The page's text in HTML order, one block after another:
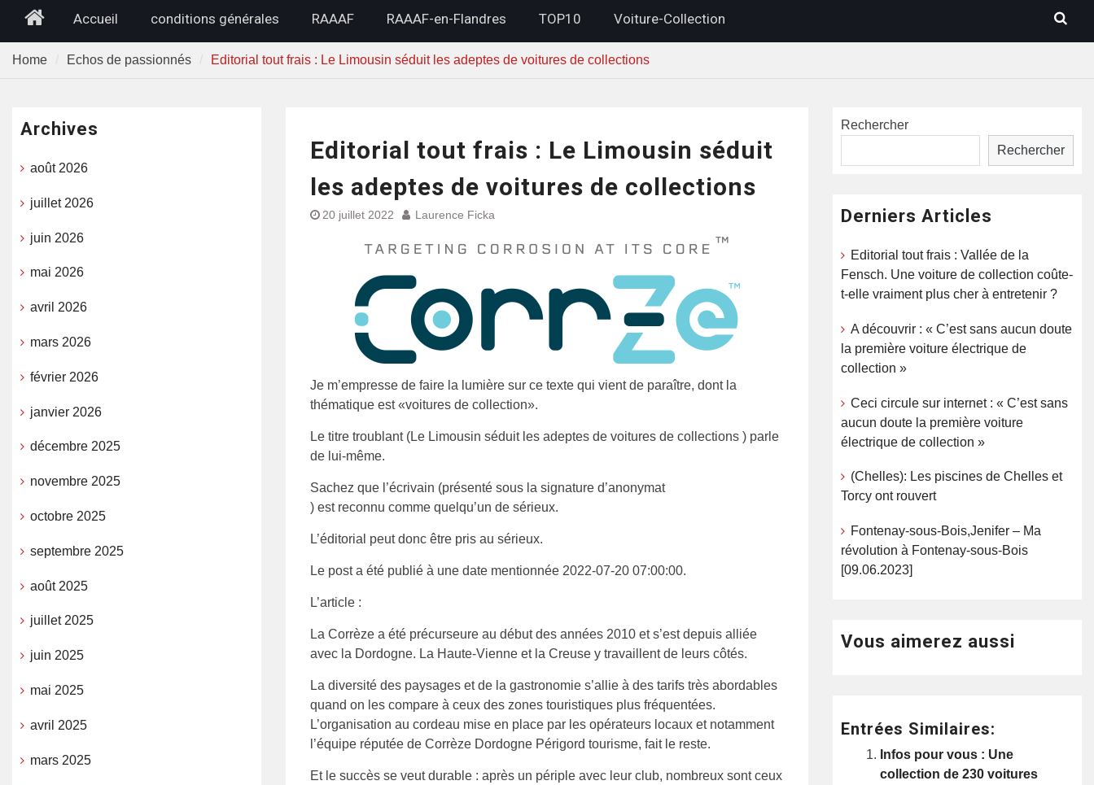
HomeAccueil conditions générales RAAAF RAAAF-en-Flandres TOP10 Voiture-Collection
Home Echos de passionnés Editorial tout frais : Le Limousin séduit les adeptes de voitures de collections
Editorial tout frais : Le Limousin séduit
les adeptes de voitures de collections
20 juillet 2022 Laurence Ficka
Je m’empresse de faire la lumière sur ce texte qui vient de paraître, dont la
thématique est «voitures de collection».
Le titre troublant (Le Limousin séduit les adeptes de voitures de collections ) parle
de lui-même.
Sachez que l’écrivain (présenté sous la signature d’anonymat
) est reconnu comme quelqu’un de sérieux.
L’éditorial peut donc être pris au sérieux.
Le post a été publié à une date mentionnée 2022-07-20 07:00:00.
L’article :
La Corrèze a été précurseure au début des années 2010 et s’est depuis alliée
avec la Dordogne. La Haute-Vienne et la Creuse y travaillent de leurs côtés.
La diversité des paysages et de la gastronomie s’allie à des tarifs très abordables
quand on les compare à ceux des zones touristiques plus fréquentées.
L’organisation au cordeau mise en place par les opérateurs locaux et notamment
l’équipe réputée de Corrèze Dordogne Périgord tourisme, fait le reste.
Et le succès se veut durable : après un périple avec leur club, nombreux sont ceux
Rechercher
Rechercher
Derniers Articles
Editorial tout frais : Vallée de la
Fensch. Une voiture de collection coûte-
t-elle vraiment plus cher à entretenir ?
A découvrir : « C’est sans aucun doute
la première voiture électrique de
collection »
Ceci circule sur internet : « C’est sans
aucun doute la première voiture
électrique de collection »
(Chelles): Les piscines de Chelles et
Torcy ont rouvert
Fontenay-sous-Bois,Jenifer – Ma
révolution à Fontenay-sous-Bois
[09.06.2023]
Vous aimerez aussi
Entrées Similaires:
Infos pour vous : Une
collection de 230 voitures
Archives
août 2026
juillet 2026
juin 2026
mai 2026
avril 2026
mars 2026
février 2026
janvier 2026
décembre 2025
novembre 2025
octobre 2025
septembre 2025
août 2025
juillet 2025
juin 2025
mai 2025
avril 2025
mars 2025